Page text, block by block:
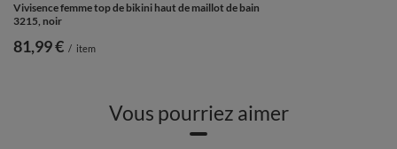
Vivisence femme top de bikini haut de maillot de bain
3215, noir
81,99 € / item
Vous pourriez aimer